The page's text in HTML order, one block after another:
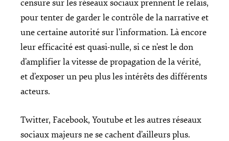
censure sur les réseaux sociaux prennent le relais,
pour tenter de garder le contrôle de la narrative et
une certaine autorité sur l’information. Là encore
leur efficacité est quasi-nulle, si ce n’est le don
d’amplifier la vitesse de propagation de la vérité,
et d’exposer un peu plus les intérêts des différents
acteurs.
Twitter, Facebook, Youtube et les autres réseaux
sociaux majeurs ne se cachent d’ailleurs plus.